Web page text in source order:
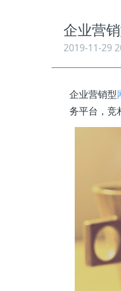
企业营
2019-11-29
企业营销型
务平台，竞